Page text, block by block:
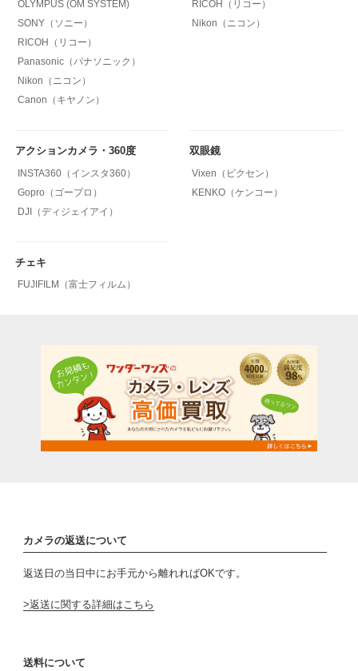
OLYMPUS (OM SYSTEM)
SONY（ソニー）
RICOH（リコー）
Panasonic（パナソニック）
Nikon（ニコン）
Canon（キヤノン）
RICOH（リコー）
Nikon（ニコン）
アクションカメラ・360度
INSTA360（インスタ360）
Gopro（ゴープロ）
DJI（ディジェイアイ）
双眼鏡
Vixen（ビクセン）
KENKO（ケンコー）
チェキ
FUJIFILM（富士フィルム）
カメラの返送について
返送日の当日中にお手元から離れればOKです。
返送に関する詳細はこちら
送料について